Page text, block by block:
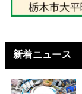
新着ニュース